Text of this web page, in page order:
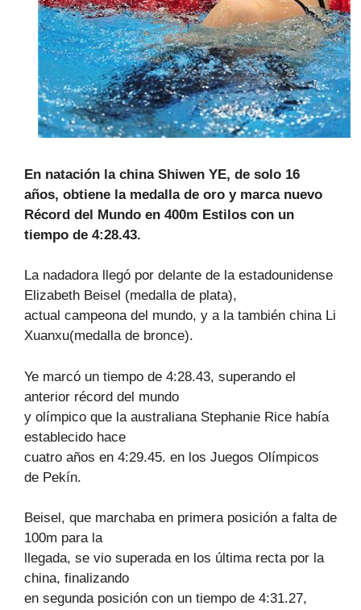
En natación la china Shiwen YE, de solo 16
años, obtiene la medalla de oro y marca nuevo
Récord del Mundo en 400m Estilos con un
tiempo de 4:28.43.
La nadadora llegó por delante de la estadounidense
Elizabeth Beisel (medalla de plata),
actual campeona del mundo, y a la también china Li
Xuanxu(medalla de bronce).
Ye marcó un tiempo de 4:28.43, superando el
anterior récord del mundo
y olímpico que la australiana Stephanie Rice había
establecido hace
cuatro años en 4:29.45. en los Juegos Olímpicos
de Pekín.
Beisel, que marchaba en primera posición a falta de
100m para la
llegada, se vio superada en los última recta por la
china, finalizando
en segunda posición con un tiempo de 4:31.27,